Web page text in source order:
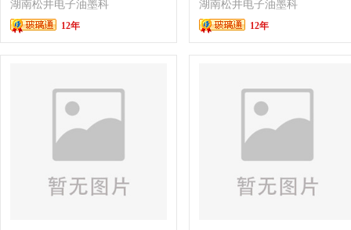
湖南松井电子油墨科
技有限公司12年
湖南松井电子油墨科
技有限公司12年